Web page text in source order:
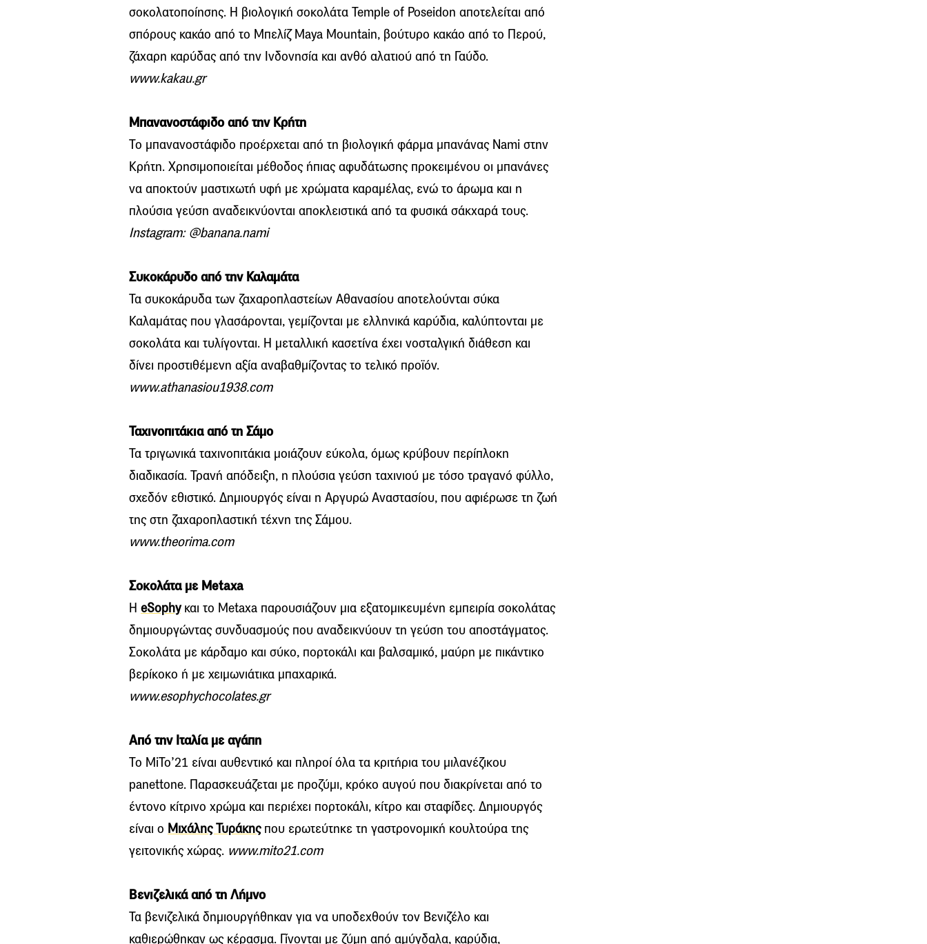
σοκολατοποίησης. Η βιολογική σοκολάτα Temple of Poseidon αποτελείται από
σπόρους κακάο από τo Μπελίζ Maya Mountain, βούτυρο κακάο από το Περού,
ζάχαρη καρύδας από την Ινδονησία και ανθό αλατιού από τη Γαύδο.
www.kakau.gr
Μπανανοστάφιδο από την Κρήτη
Το μπανανοστάφιδο προέρχεται από τη βιολογική φάρμα μπανάνας Νami στην
Κρήτη. Χρησιμοποιείται μέθοδος ήπιας αφυδάτωσης προκειμένου οι μπανάνες
να αποκτούν μαστιχωτή υφή με χρώματα καραμέλας, ενώ το άρωμα και η
πλούσια γεύση αναδεικνύονται αποκλειστικά από τα φυσικά σάκχαρά τους.
Instagram: @banana.nami
Συκοκάρυδο από την Καλαμάτα
Τα συκοκάρυδα των ζαχαροπλαστείων Αθανασίου αποτελούνται σύκα
Καλαμάτας που γλασάρονται, γεμίζονται με ελληνικά καρύδια, καλύπτονται με
σοκολάτα και τυλίγονται. Η μεταλλική κασετίνα έχει νοσταλγική διάθεση και
δίνει προστιθέμενη αξία αναβαθμίζοντας το τελικό προϊόν.
www.athanasiou1938.com
Ταχινοπιτάκια από τη Σάμο
Τα τριγωνικά ταχινοπιτάκια μοιάζουν εύκολα, όμως κρύβουν περίπλοκη
διαδικασία. Τρανή απόδειξη, η πλούσια γεύση ταχινιού με τόσο τραγανό φύλλο,
σχεδόν εθιστικό. Δημιουργός είναι η Αργυρώ Αναστασίου, που αφιέρωσε τη ζωή
της στη ζαχαροπλαστική τέχνη της Σάμου.
www.theorima.com
Σοκολάτα με Metaxa
Η eSophyκαι τo Metaxa παρουσιάζουν μια εξατομικευμένη εμπειρία σοκολάτας
δημιουργώντας συνδυασμούς που αναδεικνύουν τη γεύση του αποστάγματος.
Σοκολάτα με κάρδαμο και σύκο, πορτοκάλι και βαλσαμικό, μαύρη με πικάντικο
βερίκοκο ή με χειμωνιάτικα μπαχαρικά.
www.esophychocolates.gr
Από την Ιταλία με αγάπη
Το MiTo’21 είναι αυθεντικό και πληροί όλα τα κριτήρια του μιλανέζικου
panettone. Παρασκευάζεται με προζύμι, κρόκο αυγού που διακρίνεται από το
έντονο κίτρινο χρώμα και περιέχει πορτοκάλι, κίτρο και σταφίδες. Δημιουργός
είναι ο Μιχάλης Τυράκηςπου ερωτεύτηκε τη γαστρονομική κουλτούρα της
γειτονικής χώρας. www.mito21.com
Βενιζελικά από τη Λήμνο
Τα βενιζελικά δημιουργήθηκαν για να υποδεχθούν τον Βενιζέλο και
καθιερώθηκαν ως κέρασμα. Γίνονται με ζύμη από αμύγδαλα, καρύδια,